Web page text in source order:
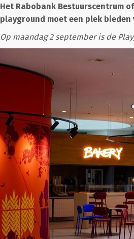
Het Rabobank Bestuurscentrum
playground moet een plek
Op maandag 2 september is de